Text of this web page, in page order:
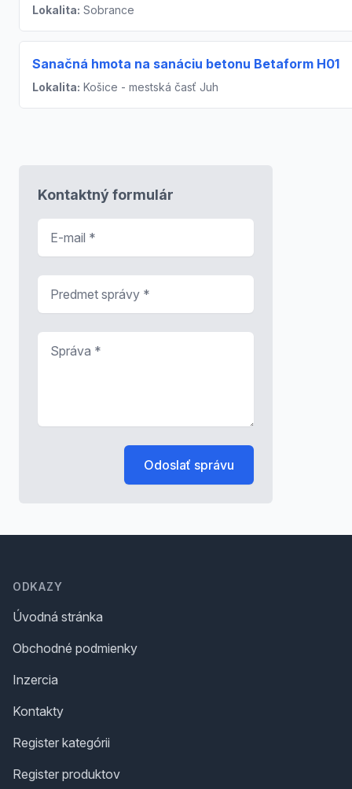
Lokalita: Sobrance
Sanačná hmota na sanáciu betonu Betaform H01
Lokalita: Košice - mestská časť Juh
Kontaktný formulár
Odoslať správu
ODKAZY
Úvodná stránka
Obchodné podmienky
Inzercia
Kontakty
Register kategórii
Register produktov